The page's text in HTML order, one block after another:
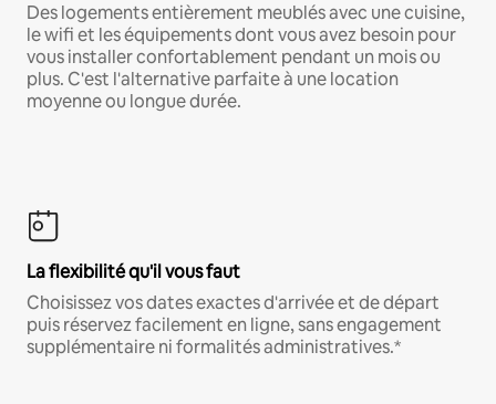
Des logements entièrement meublés avec une cuisine,
le wifi et les équipements dont vous avez besoin pour
vous installer confortablement pendant un mois ou
plus. C'est l'alternative parfaite à une location
moyenne ou longue durée.
La flexibilité qu'il vous faut
Choisissez vos dates exactes d'arrivée et de départ
puis réservez facilement en ligne, sans engagement
supplémentaire ni formalités administratives.*